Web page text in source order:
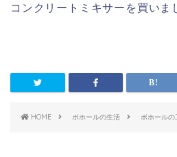
コンクリートミキサーを買いま
HOME ボホールの生活 ボホールの